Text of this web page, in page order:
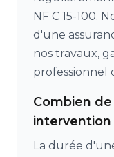
NF C 15-100.
d'une
nos travaux,
professionnel
Combien
La durée